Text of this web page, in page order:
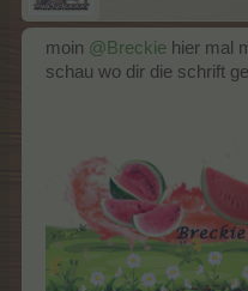
moin @Breckie hier mal
schau wo dir die schrift